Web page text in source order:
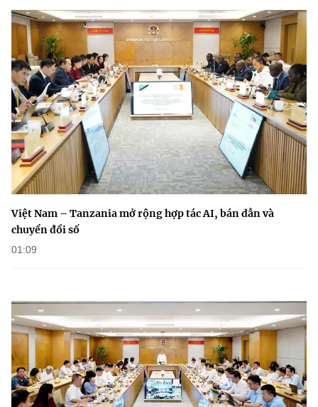
Việt Nam – Tanzania mở rộng hợp tác AI, bán dẫn và
chuyển đổi số
01:09